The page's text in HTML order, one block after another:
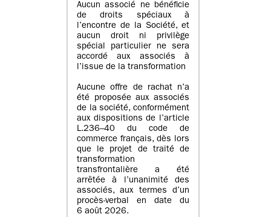
Aucun associé ne bénéficie
de droits spéciaux à
l’encontre de la Société, et
aucun droit ni privilège
spécial particulier ne sera
accordé aux associés à
l’issue de la transformation
Aucune offre de rachat n’a
été proposée aux associés
de la société, conformément
aux dispositions de l’article
L.236–40 du code de
commerce français, dès lors
que le projet de traité de
transformation
transfrontalière a été
arrêtée à l’unanimité des
associés, aux termes d’un
procès-verbal en date du
6 août 2026.